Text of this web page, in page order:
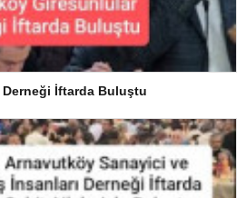
Derneği İftarda Buluştu